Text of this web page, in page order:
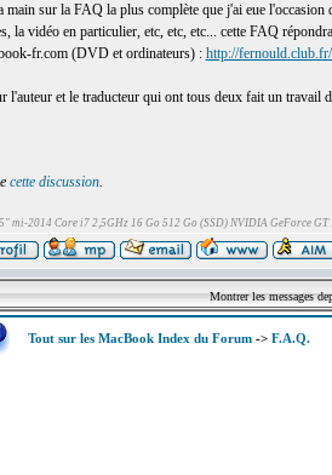
main sur la FAQ la plus complète que j'ai eue
la vidéo en particulier, etc, etc, etc... cette FAQ
fr.com (DVD et ordinateurs) : http://
l'auteur et le traducteur qui ont tous deux fait un travail
cette discussion.
mi-2014 Core i7 2,5GHz 16 Go 512 Go (SSD) NVIDIA GeForce GT
Montrer les messages
Tout sur les MacBook Index du Forum-> F.A.Q.